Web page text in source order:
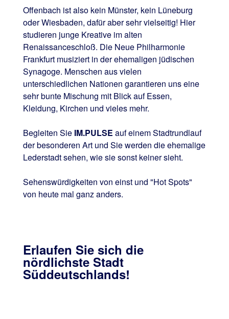
Offenbach ist also kein Münster, kein Lüneburg
oder Wiesbaden, dafür aber sehr vielseitig! Hier
studieren junge Kreative im alten
Renaissanceschloß. Die Neue Philharmonie
Frankfurt musiziert in der ehemaligen jüdischen
Synagoge. Menschen aus vielen
unterschiedlichen Nationen garantieren uns eine
sehr bunte Mischung mit Blick auf Essen,
Kleidung, Kirchen und vieles mehr.
Begleiten Sie IM.PULSE auf einem Stadtrundlauf
der besonderen Art und Sie werden die ehemalige
Lederstadt sehen, wie sie sonst keiner sieht.
Sehenswürdigkeiten von einst und "Hot Spots"
von heute mal ganz anders.
Erlaufen Sie sich die
nördlichste Stadt
Süddeutschlands!